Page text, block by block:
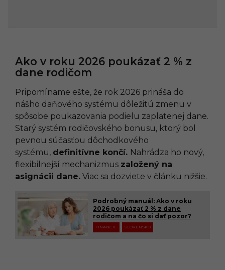
Ako v roku 2026 poukázať 2 % z
dane rodičom
Pripomíname ešte, že rok 2026 prináša do
nášho daňového systému dôležitú zmenu v
spôsobe poukazovania podielu zaplatenej dane.
Starý systém rodičovského bonusu, ktorý bol
pevnou súčasťou dôchodkového
systému, definitívne končí. Nahrádza ho nový,
flexibilnejší mechanizmus založený na
asignácii dane. Viac sa dozviete v článku nižšie.
Podrobný manuál: Ako v roku
2026 poukázať 2 % z dane
rodičom a na čo si dať pozor?
FINANCIE SLOVENSKO